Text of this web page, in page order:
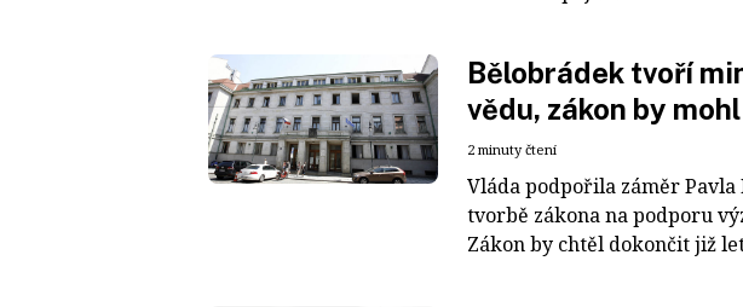
Bělobrádek tvoří
vědu, zákon by
2 minuty čtení
Vláda podpořila záměr Pavla
tvorbě zákona na podporu
Zákon by chtěl dokončit již